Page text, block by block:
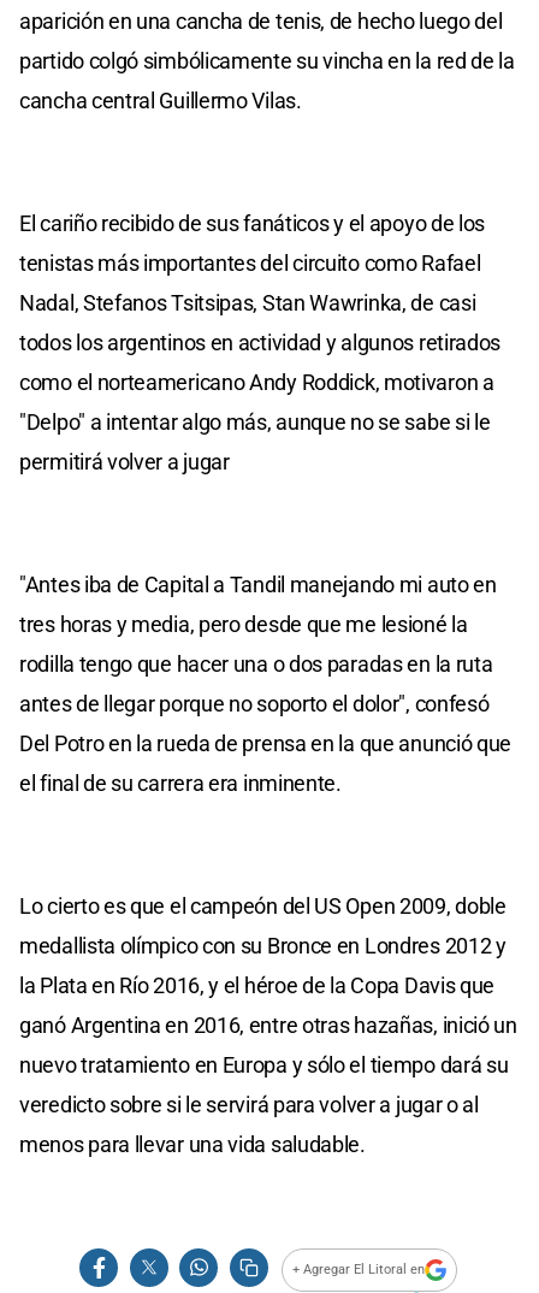
aparición en una cancha de tenis, de hecho luego del
partido colgó simbólicamente su vincha en la red de la
cancha central Guillermo Vilas.
El cariño recibido de sus fanáticos y el apoyo de los
tenistas más importantes del circuito como Rafael
Nadal, Stefanos Tsitsipas, Stan Wawrinka, de casi
todos los argentinos en actividad y algunos retirados
como el norteamericano Andy Roddick, motivaron a
"Delpo" a intentar algo más, aunque no se sabe si le
permitirá volver a jugar
"Antes iba de Capital a Tandil manejando mi auto en
tres horas y media, pero desde que me lesioné la
rodilla tengo que hacer una o dos paradas en la ruta
antes de llegar porque no soporto el dolor", confesó
Del Potro en la rueda de prensa en la que anunció que
el final de su carrera era inminente.
Lo cierto es que el campeón del US Open 2009, doble
medallista olímpico con su Bronce en Londres 2012 y
la Plata en Río 2016, y el héroe de la Copa Davis que
ganó Argentina en 2016, entre otras hazañas, inició un
nuevo tratamiento en Europa y sólo el tiempo dará su
veredicto sobre si le servirá para volver a jugar o al
menos para llevar una vida saludable.
+ Agregar El Litoral en